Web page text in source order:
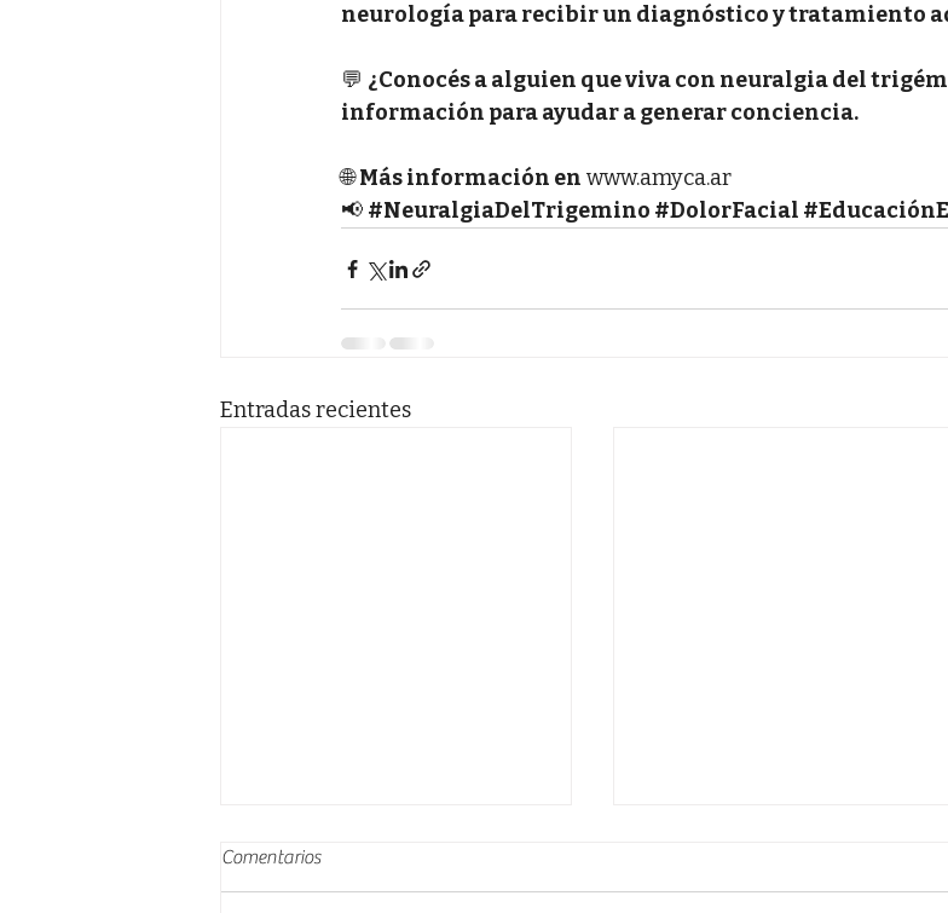
neurología para recibir un diagnóstico y tratamiento
💬 ¿Conocés a alguien que viva con neuralgia del
información para ayudar a generar conciencia.
🌐 Más información en www.amyca.ar
📢 #NeuralgiaDelTrigemino #DolorFacial
Entradas recientes
Comentarios